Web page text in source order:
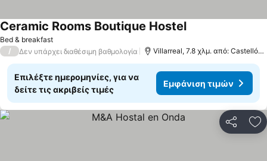
Bed & breakfast
Ceramic Rooms Boutique Hostel
/ Δεν υπάρχει διαθέσιμη βαθμολογία Villarreal, 7.8 χλμ. από: Castellón de la Plana
Επιλέξτε ημερομηνίες, για να
δείτε τις ακριβείς τιμές
Εμφάνιση τιμών